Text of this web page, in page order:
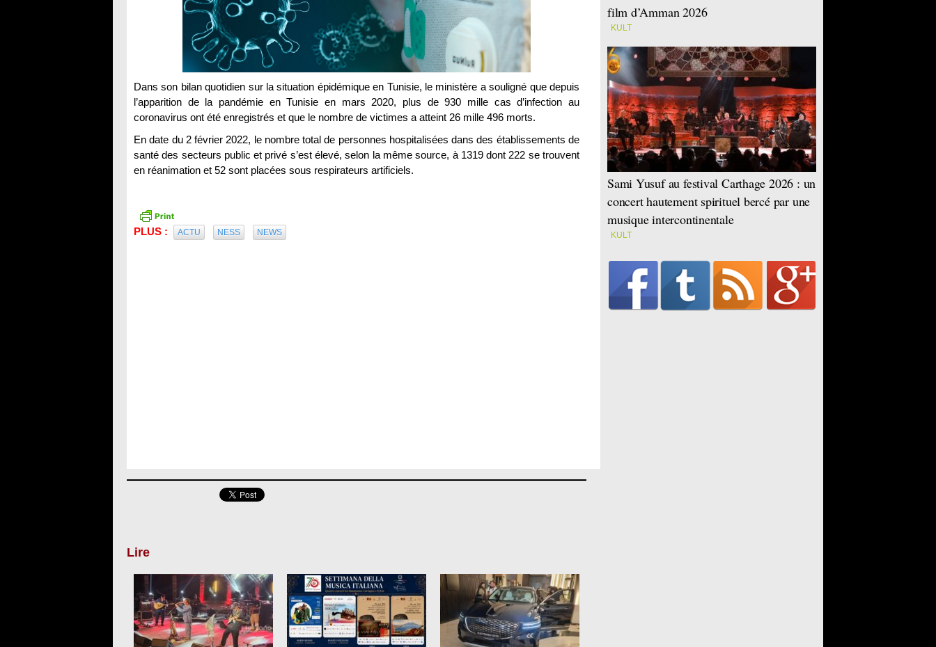
Dans son bilan quotidien sur la situation épidémique en Tunisie, le ministère a souligné que depuis
l’apparition de la pandémie en Tunisie en mars 2020, plus de 930 mille cas d’infection au
coronavirus ont été enregistrés et que le nombre de victimes a atteint 26 mille 496 morts.
En date du 2 février 2022, le nombre total de personnes hospitalisées dans des établissements de
santé des secteurs public et privé s’est élevé, selon la même source, à 1319 dont 222 se trouvent
en réanimation et 52 sont placées sous respirateurs artificiels.
PLUS : ACTU NESS NEWS
Lire
film d’Amman 2026
KULT
Sami Yusuf au festival Carthage 2026 : un
concert hautement spirituel bercé par une
musique intercontinentale
KULT